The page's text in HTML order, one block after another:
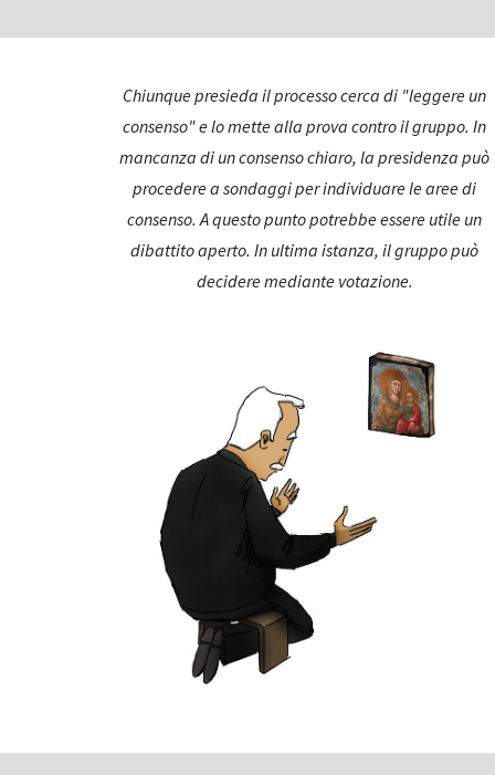
Chiunque presieda il processo cerca di "leggere un
consenso" e lo mette alla prova contro il gruppo. In
mancanza di un consenso chiaro, la presidenza può
procedere a sondaggi per individuare le aree di
consenso. A questo punto potrebbe essere utile un
dibattito aperto. In ultima istanza, il gruppo può
decidere mediante votazione.